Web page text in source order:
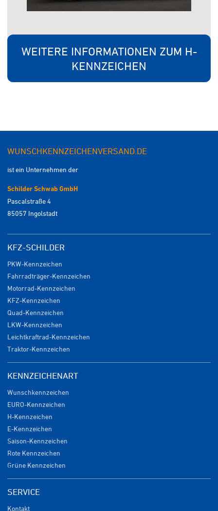
WEITERE INFORMATIONEN ZUM H-
KENNZEICHEN
WUNSCHKENNZEICHENVERSAND.DE
ist ein Unternehmen der
Schilder Schwab GmbH
Pascalstraße 4
85057 Ingolstadt
KFZ-SCHILDER
PKW-Kennzeichen
Fahrradträger-Kennzeichen
Motorrad-Kennzeichen
KFZ-Kennzeichen
Quad-Kennzeichen
LKW-Kennzeichen
Leichtkraftrad-Kennzeichen
Traktor-Kennzeichen
KENNZEICHENART
Wunschkennzeichen
EURO-Kennzeichen
H-Kennzeichen
E-Kennzeichen
Saison-Kennzeichen
Rote Kennzeichen
Grüne Kennzeichen
SERVICE
Kontakt